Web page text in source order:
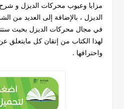
مزايا وعيوب محركات الديزل و
الديزل ، بالإضافة إلى العديد من
في مجال محركات الديزل بحيث
لهذا الكتاب من إتقان كل مايتعلق
واحترافها .